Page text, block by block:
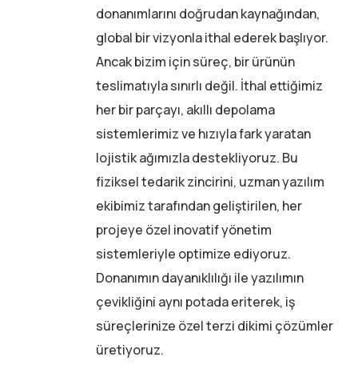
donanımlarını doğrudan kaynağından,
global bir vizyonla ithal ederek başlıyor.
Ancak bizim için süreç, bir ürünün
teslimatıyla sınırlı değil. İthal ettiğimiz
her bir parçayı, akıllı depolama
sistemlerimiz ve hızıyla fark yaratan
lojistik ağımızla destekliyoruz. Bu
fiziksel tedarik zincirini, uzman yazılım
ekibimiz tarafından geliştirilen, her
projeye özel inovatif yönetim
sistemleriyle optimize ediyoruz.
Donanımın dayanıklılığı ile yazılımın
çevikliğini aynı potada eriterek, iş
süreçlerinize özel terzi dikimi çözümler
üretiyoruz.